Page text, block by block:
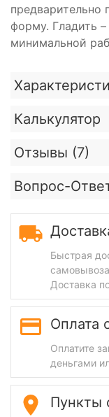
предварительно
форму. Гладить
минимальной
Калькулятор
Отзывы (7)
Вопрос-
Быстрая
Доставка
Оплата
Оплатите
деньгами
Пункты